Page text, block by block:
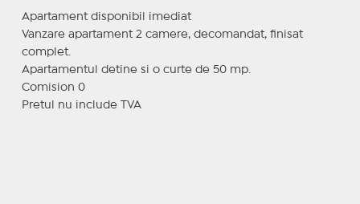
Apartament disponibil imediat
Vanzare apartament 2 camere, decomandat, finisat
complet.
Apartamentul detine si o curte de 50 mp.
Comision 0
Pretul nu include TVA